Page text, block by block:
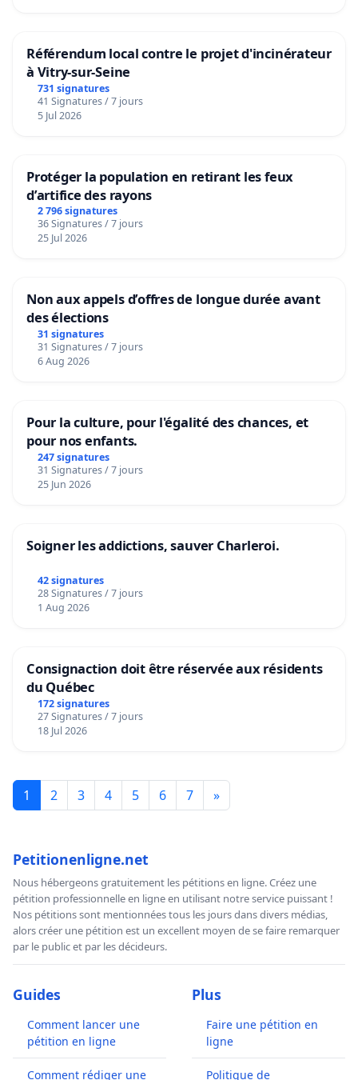
Référendum local contre le projet d'incinérateur
à Vitry-sur-Seine
731 signatures
41 Signatures / 7 jours
5 Jul 2026
Protéger la population en retirant les feux
d’artifice des rayons
2 796 signatures
36 Signatures / 7 jours
25 Jul 2026
Non aux appels d’offres de longue durée avant
des élections
31 signatures
31 Signatures / 7 jours
6 Aug 2026
Pour la culture, pour l'égalité des chances, et
pour nos enfants.
247 signatures
31 Signatures / 7 jours
25 Jun 2026
Soigner les addictions, sauver Charleroi.
42 signatures
28 Signatures / 7 jours
1 Aug 2026
Consignaction doit être réservée aux résidents
du Québec
172 signatures
27 Signatures / 7 jours
18 Jul 2026
1 2 3 4 5 6 7 »
Petitionenligne.net
Nous hébergeons gratuitement les pétitions en ligne. Créez une
pétition professionnelle en ligne en utilisant notre service puissant !
Nos pétitions sont mentionnées tous les jours dans divers médias,
alors créer une pétition est un excellent moyen de se faire remarquer
par le public et par les décideurs.
Guides
Comment lancer une
pétition en ligne
Comment rédiger une
Plus
Faire une pétition en
ligne
Politique de